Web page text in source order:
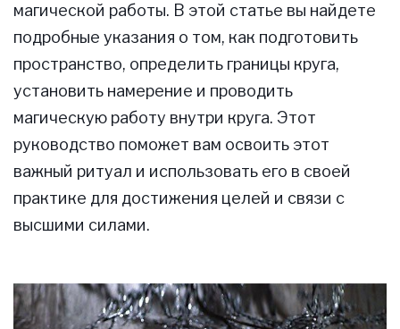
магической работы. В этой статье вы найдете
подробные указания о том, как подготовить
пространство, определить границы круга,
установить намерение и проводить
магическую работу внутри круга. Этот
руководство поможет вам освоить этот
важный ритуал и использовать его в своей
практике для достижения целей и связи с
высшими силами.